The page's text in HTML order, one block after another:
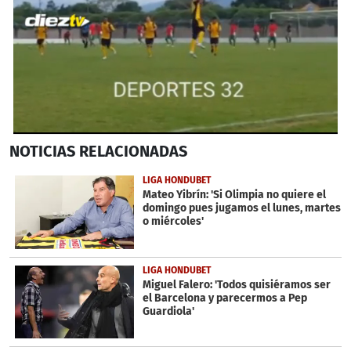
seconds
50
NOTICIAS RELACIONADAS
LIGA HONDUBET
Mateo Yibrín: 'Si Olimpia no quiere el
domingo pues jugamos el lunes, martes
o miércoles'
LIGA HONDUBET
Miguel Falero: 'Todos quisiéramos ser
el Barcelona y parecermos a Pep
Guardiola'